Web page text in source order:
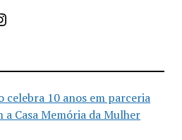
da Cidade de Goiás
celebra 10 anos em parceria
a Casa Memória da Mulher